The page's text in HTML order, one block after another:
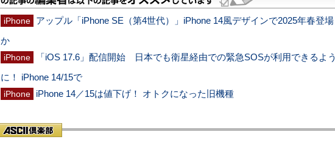
iPhone
アップル「iPhone SE（第4世代）」iPhone 14風デザインで2025年春登場
か
iPhone
「iOS 17.6」配信開始 日本でも衛星経由での緊急SOSが利用できるよう
に！ iPhone 14/15で
iPhone iPhone 14／15は値下げ！ オトクになった旧機種